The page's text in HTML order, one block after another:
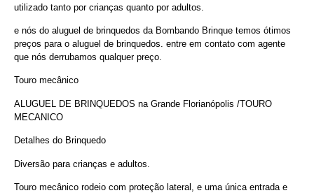
utilizado tanto por crianças quanto por adultos.
e nós do aluguel de brinquedos da Bombando Brinque temos ótimos
preços para o aluguel de brinquedos. entre em contato com agente
que nós derrubamos qualquer preço.
Touro mecânico
ALUGUEL DE BRINQUEDOS na Grande Florianópolis /TOURO
MECANICO
Detalhes do Brinquedo
Diversão para crianças e adultos.
Touro mecânico rodeio com proteção lateral, e uma única entrada e